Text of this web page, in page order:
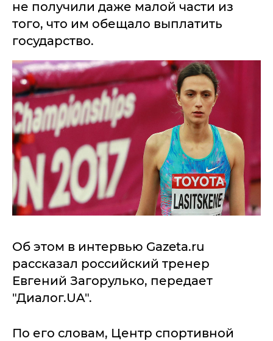
не получили даже малой части из
того, что им обещало выплатить
государство.
Об этом в интервью Gazeta.ru
рассказал российский тренер
Евгений Загорулько, передает
"Диалог.UA".
По его словам, Центр спортивной